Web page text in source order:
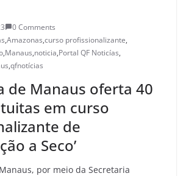
0 Comments
,Amazonas,curso profissionalizante,
,Manaus,noticia,Portal QF Noticías,
,qfnotícias
de Manaus oferta 40
em curso
de
a Seco’
por meio da Secretaria